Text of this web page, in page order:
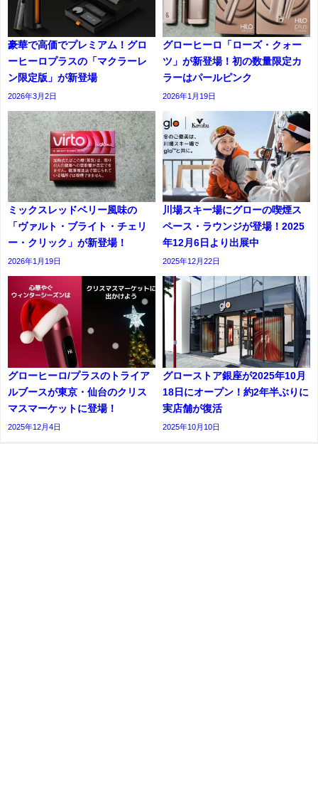
豪華で高価でプレミアム！グロ
ーヒーロプラスの「マクラーレ
ン限定版」が新登場
2026年3月2日
グローヒーロ「ローズ・クォー
ツ」が新登場！初の数量限定カ
ラーはパールピンク
2026年1月19日
ミックスレッドベリー風味の
「ヴァルト・ブライト・チェリ
ー・クリック」が新登場！
2026年1月19日
川場スキー場にグローの喫煙ス
ペース・ラウンジが登場！2025
年12月6日より出展中
2025年12月22日
グローヒーロ/プラスのトライア
ルブースが東京・仙台のクリス
マスマーケットに登場！
2025年12月4日
グローストア銀座が2025年10月
18日にオープン！約2年半ぶりに
実店舗が復活
2025年10月10日